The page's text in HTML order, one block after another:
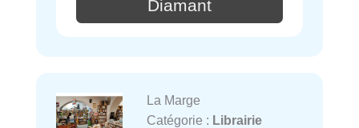
Diamant
La Marge
Catégorie : Librairie